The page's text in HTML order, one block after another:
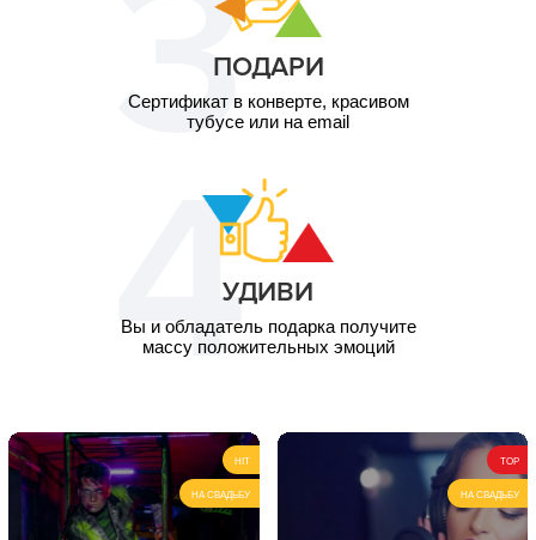
ПОДАРИ
Сертификат в конверте, красивом
тубусе или на email
УДИВИ
Вы и обладатель подарка получите
массу положительных эмоций
HIT
НА СВАДЬБУ
TOP
НА СВАДЬБУ